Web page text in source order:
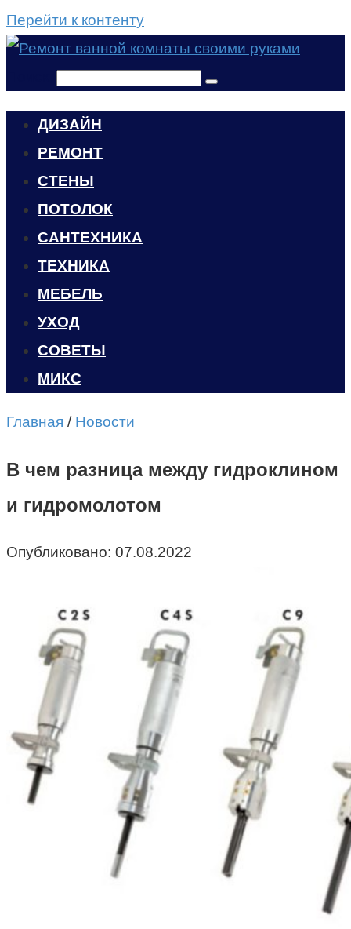
Перейти к контенту
ДИЗАЙН
РЕМОНТ
СТЕНЫ
ПОТОЛОК
САНТЕХНИКА
ТЕХНИКА
МЕБЕЛЬ
УХОД
CОВЕТЫ
МИКС
Главная / Новости
В чем разница между гидроклином
и гидромолотом
Опубликовано: 07.08.2022